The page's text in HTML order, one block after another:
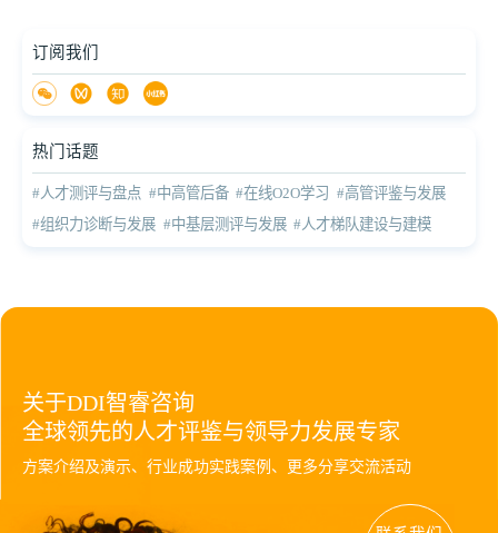
订阅我们
热门话题
#人才测评与盘点 #中高管后备 #在线O2O学习 #高管评鉴与发展
#组织力诊断与发展 #中基层测评与发展 #人才梯队建设与建模
关于DDI智睿咨询
全球领先的人才评鉴与领导力发展专家
方案介绍及演示、行业成功实践案例、更多分享交流活动